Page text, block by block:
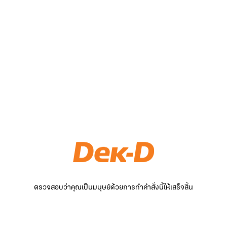
ตรวจสอบว่าคุณเป็นมนุษย์ด้วยการทำคำสั่งนี้ให้เสร็จสิ้น